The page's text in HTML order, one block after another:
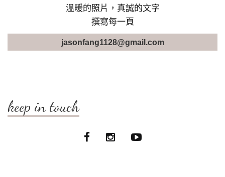
溫暖的照片，真誠的文字
撰寫每一頁
jasonfang1128@gmail.com
keep in touch